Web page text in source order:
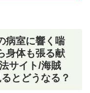
病室に響く喘
身体も張る献
サイト/海賊
とどうなる？